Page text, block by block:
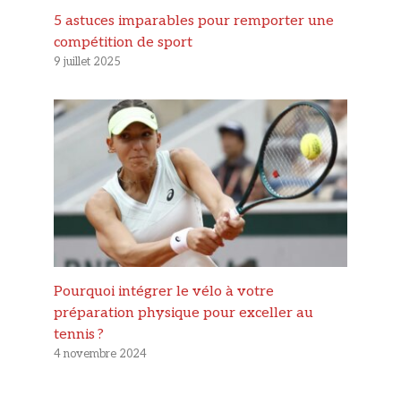
5 astuces imparables pour remporter une
compétition de sport
9 juillet 2025
Pourquoi intégrer le vélo à votre
préparation physique pour exceller au
tennis ?
4 novembre 2024